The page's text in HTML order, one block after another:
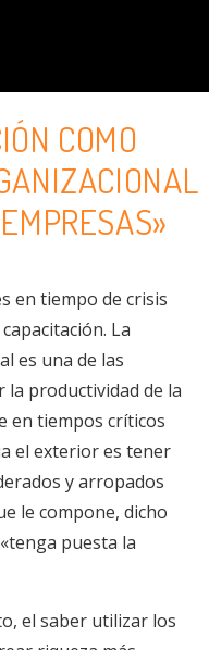
COMO
en tiempo de crisis
La
es una de las
productividad de la
en tiempos críticos
el exterior es tener
y arropados
le compone, dicho
puesta la
el saber utilizar los